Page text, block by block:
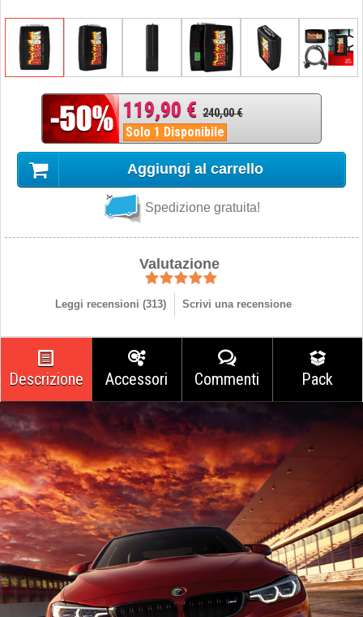
119,90 € 240,00 €
Solo 1 Disponibile
Aggiungi al carrello
Spedizione gratuita!
Valutazione
Leggi recensioni (313) Scrivi una recensione
Descrizione Accessori Commenti Pack